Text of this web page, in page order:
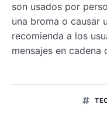
son usados por
una broma o causar
recomienda a los
mensajes en cadena